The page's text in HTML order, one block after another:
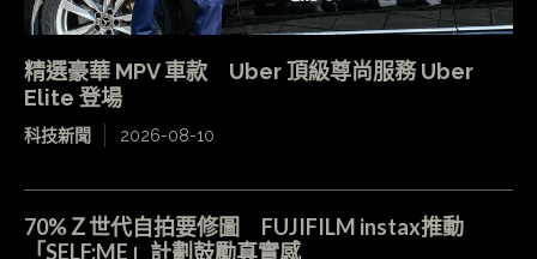
精選豪華 MPV 車款 Uber 頂級尊尚服務 Uber
Elite 登場
科技新聞 2026-08-10
70%Ｚ世代自拍要修圖 FUJIFILM instax推動
「SELF:ME」計劃鼓勵真實感